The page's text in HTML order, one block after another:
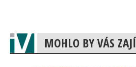
MOHLO BY VÁS